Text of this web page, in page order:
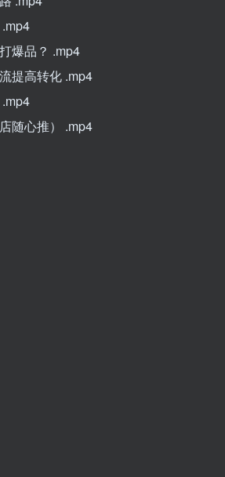
爆品？ .mp4
提高转化 .mp4
随心推） .mp4